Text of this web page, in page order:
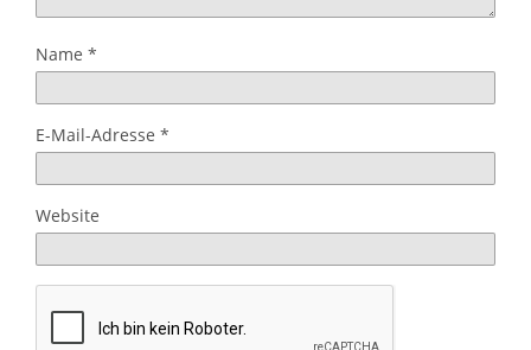
Name *
E-Mail-Adresse *
Website